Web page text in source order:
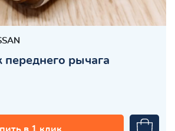
переднего рычага
в 1 клик